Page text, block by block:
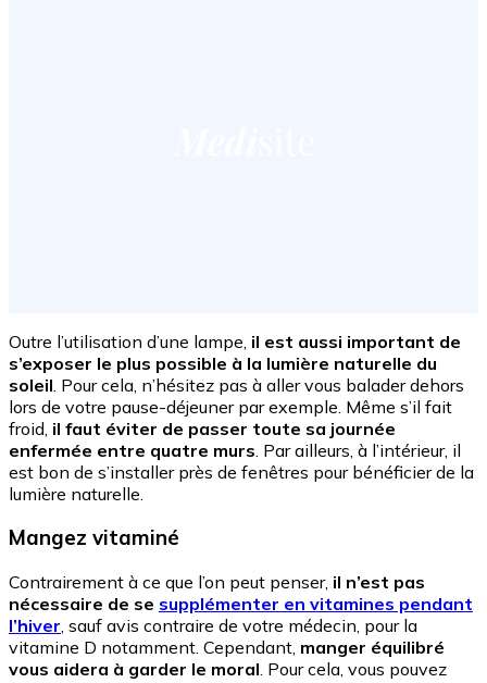
Outre l’utilisation d’une lampe, il est aussi important de
s’exposer le plus possible à la lumière naturelle du
soleil . Pour cela, n’hésitez pas à aller vous balader dehors
lors de votre pause-déjeuner par exemple. Même s’il fait
froid, il faut éviter de passer toute sa journée
enfermée entre quatre murs . Par ailleurs, à l’intérieur, il
est bon de s’installer près de fenêtres pour bénéficier de la
lumière naturelle.
Mangez vitaminé
Contrairement à ce que l’on peut penser, il n’est pas
nécessaire de se supplémenter en vitamines pendant
l’hiver, sauf avis contraire de votre médecin, pour la
vitamine D notamment. Cependant, manger équilibré
vous aidera à garder le moral. Pour cela, vous pouvez